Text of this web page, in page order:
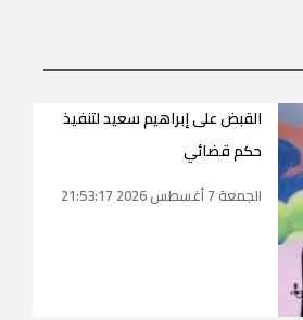
القبض على إبراهيم سعيد لتنفيذ
حكم قضائي
الجمعة 7 أغسطس 2026 21:53:17